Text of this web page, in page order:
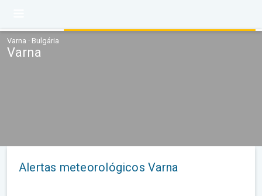
Varna · Bulgária
Varna
Alertas meteorológicos Varna